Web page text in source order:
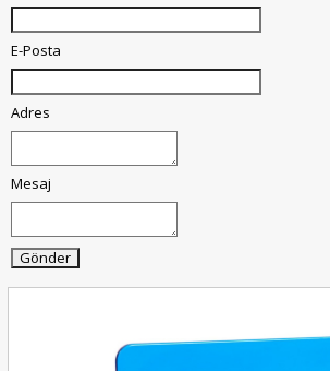
E-Posta
Adres
Mesaj